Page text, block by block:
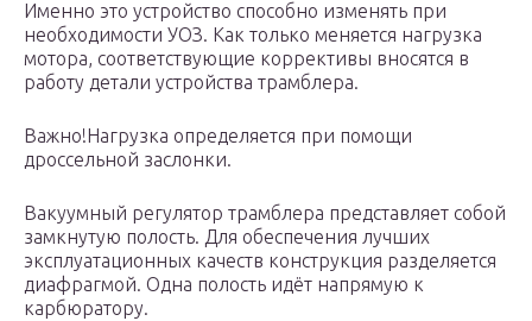
Именно это устройство способно изменять при
необходимости УОЗ. Как только меняется нагрузка
мотора, соответствующие коррективы вносятся в
работу детали устройства трамблера.
Важно!Нагрузка определяется при помощи
дроссельной заслонки.
Вакуумный регулятор трамблера представляет собой
замкнутую полость. Для обеспечения лучших
эксплуатационных качеств конструкция разделяется
диафрагмой. Одна полость идёт напрямую к
карбюратору.